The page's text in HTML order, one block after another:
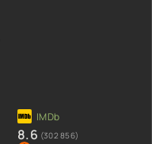
8.6 (302 856)